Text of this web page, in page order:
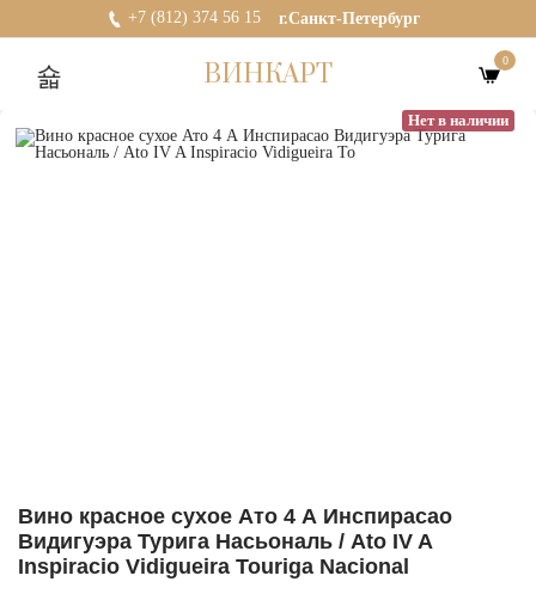
+7 (812) 374 56 15 г.Санкт-Петербург
ВИНКАРТ 0
Нет в наличии
Вино красное сухое Ато 4 А Инспирасао
Видигуэра Турига Насьональ / Ato IV A
Inspiracio Vidigueira Touriga Nacional